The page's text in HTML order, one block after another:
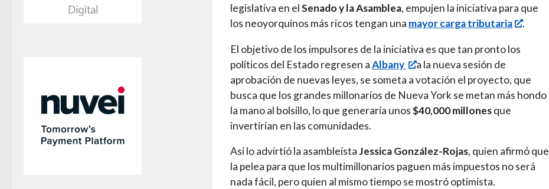
legislativa en elSenado y la Asamblea, empujen la iniciativa para que
los neoyorquinos más ricos tengan una mayor carga tributaria .
El objetivo de los impulsores de la iniciativa es que tan pronto los
políticos del Estado regresen aAlbany
a la nueva sesión de
aprobación de nuevas leyes, se someta a votación el proyecto, que
busca que los grandes millonarios de Nueva York se metan más hondo
la mano al bolsillo, lo que generaría unos$40,000 millonesque
invertirían en las comunidades.
Así lo advirtió la asambleístaJessica González-Rojas, quien afirmó que
la pelea para que los multimillonarios paguen más impuestos no será
nada fácil, pero quien al mismo tiempo se mostró optimista.